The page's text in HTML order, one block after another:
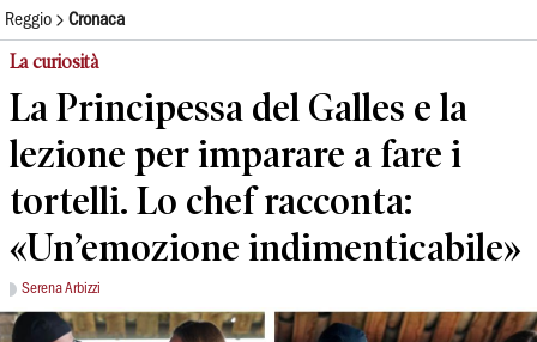
Reggio Cronaca
La curiosità
La Principessa del Galles e la
lezione per imparare a fare i
tortelli. Lo chef racconta:
«Un’emozione indimenticabile»
Serena Arbizzi